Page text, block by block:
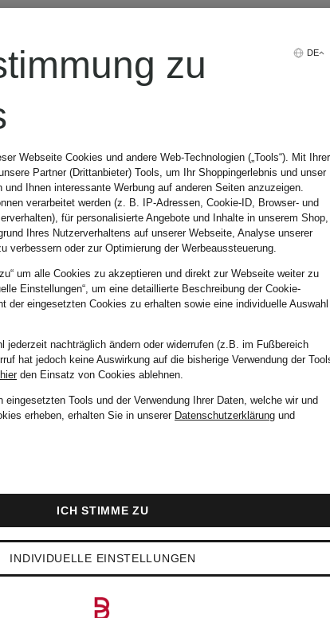
American
Vintage
Hemdbluse
LYCAZ
CHF 139
CHF 165
DE
zu
Webseite Cookies und andere Web-Technologien („Tools“). Mit Ihrer
Partner (Drittanbieter) Tools, um Ihr Shoppingerlebnis und unser
und Ihnen interessante Werbung auf anderen Seiten anzuzeigen.
verarbeitet werden (z. B. IP-Adressen, Cookie-ID, Browser- und
für personalisierte Angebote und Inhalte in unserem Shop,
Ihres Nutzerverhaltens auf unserer Webseite, Analyse unserer
verbessern oder zur Optimierung der Werbeaussteuerung.
um alle Cookies zu akzeptieren und direkt zur Webseite weiter zu
Einstellungen“, um eine detaillierte Beschreibung der Cookie-
der eingesetzten Cookies zu erhalten sowie eine individuelle Auswahl
jederzeit nachträglich ändern oder widerrufen (z.B. im Fußbereich
hat jedoch keine Auswirkung auf die bisherige Verwendung der
hierden Einsatz von Cookies ablehnen.
eingesetzten Tools und der Verwendung Ihrer Daten, welche wir und
erheben, erhalten Sie in unserer Datenschutzerklärung und
INDIVIDUELLE EINSTELLUNGEN
ICH STIMME ZU